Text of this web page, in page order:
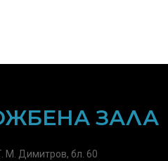
ЗАЛА
М. Димитров, бл. 60